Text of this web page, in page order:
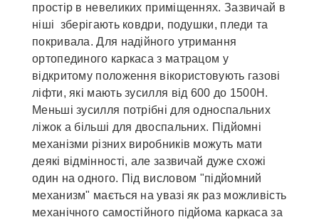
простір в невеликих приміщеннях. Зазвичай в
ніші зберігають ковдри, подушки, пледи та
покривала. Для надійного утримання
ортопединого каркаса з матрацом у
відкритому положення вікористовують газові
ліфти, які мають зусилля від 600 до 1500Н.
Меньші зусилля потрібні для односпальних
ліжок а більші для двоспальних. Підйомні
механізми різних виробників можуть мати
деякі відмінності, але зазвичай дуже схожі
один на одного. Під висловом "підйомний
механизм" мається на увазі як раз можливість
механічного самостійного підйома каркаса за